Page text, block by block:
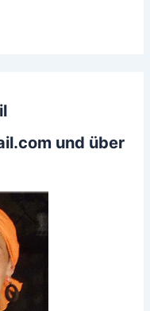
und über